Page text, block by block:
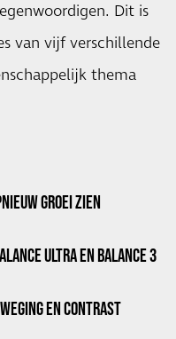
Dit is
van vijf verschillende
thema
GROEI ZIEN
ULTRA EN BALANCE 3
EN CONTRAST